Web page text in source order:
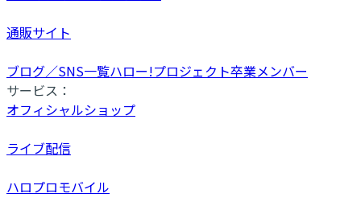
通販サイト
ブログ／SNS一覧ハロー!プロジェクト卒業メンバー
サービス：
オフィシャルショップ
ライブ配信
ハロプロモバイル